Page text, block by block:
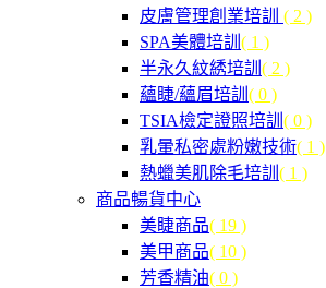
皮膚管理創業培訓 ( 2 )
SPA美體培訓 ( 1 )
半永久紋綉培訓 ( 2 )
蘊睫/蘊眉培訓 ( 0 )
TSIA檢定證照培訓 ( 0 )
乳暈私密處粉嫩技術( 1 )
熱蠟美肌除毛培訓 ( 1 )
商品暢貨中心
美睫商品( 19 )
美甲商品( 10 )
芳香精油( 0 )